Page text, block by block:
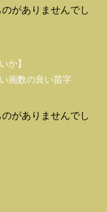
がありませんでし
か】
画数の良い苗字
がありませんでし